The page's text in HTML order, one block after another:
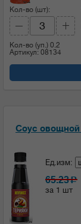
Кол-во (шт):
Кол-во (уп.) 0.2
Артикул: 08134
Соус овощной
Ед.изм:
65.23c
за 1 шт